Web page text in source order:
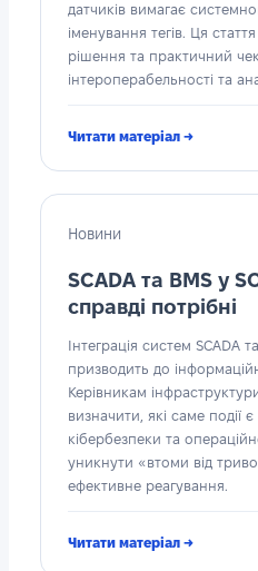
датчиків вимагає
іменування тегів. Ця
рішення та практичний
інтероперабельності та
Читати матеріал →
Новини
SCADA та BMS у
справді потрібні
Інтеграція систем SCADA
призводить до
Керівникам
визначити, які саме події
кібербезпеки та
уникнути «втоми від
ефективне реагування.
Читати матеріал →